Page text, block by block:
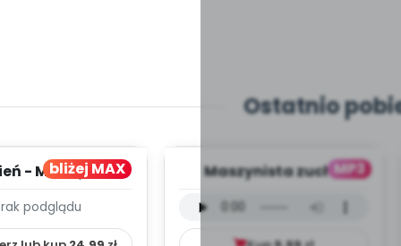
Ostatnio
bliżej MAX
- MIESIĘCZNY
–
podglądu
MP3
Maszynista zuch -